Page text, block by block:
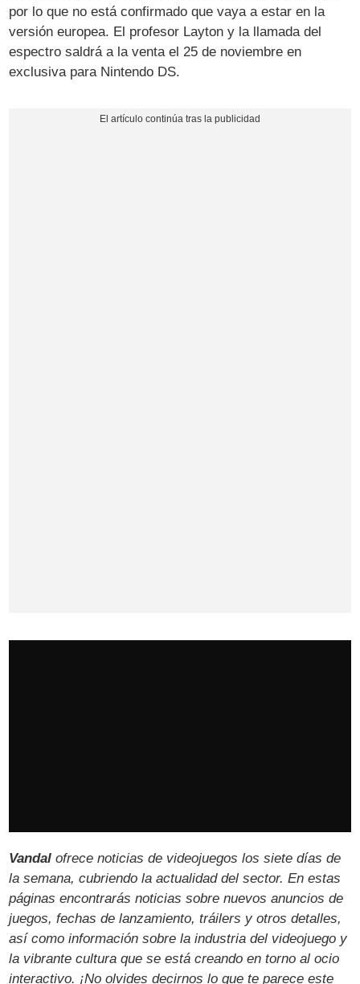
por lo que no está confirmado que vaya a estar en la
versión europea. El profesor Layton y la llamada del
espectro saldrá a la venta el 25 de noviembre en
exclusiva para Nintendo DS.
Vandal ofrece noticias de videojuegos los siete días de
la semana, cubriendo la actualidad del sector. En estas
páginas encontrarás noticias sobre nuevos anuncios de
juegos, fechas de lanzamiento, tráilers y otros detalles,
así como información sobre la industria del videojuego y
la vibrante cultura que se está creando en torno al ocio
interactivo. ¡No olvides decirnos lo que te parece este